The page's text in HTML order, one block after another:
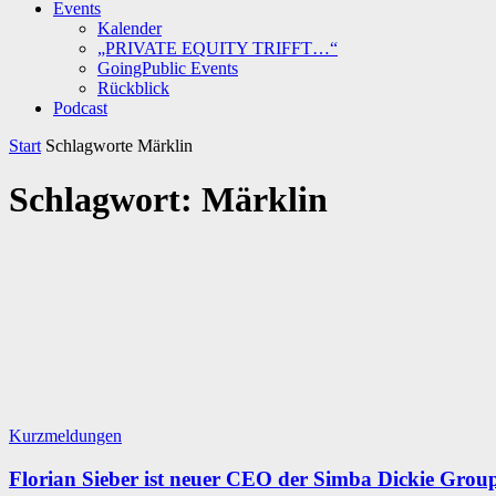
Events
Kalender
„PRIVATE EQUITY TRIFFT…“
GoingPublic Events
Rückblick
Podcast
Start Schlagworte Märklin
Schlagwort: Märklin
Kurzmeldungen
Florian Sieber ist neuer CEO der Simba Dickie